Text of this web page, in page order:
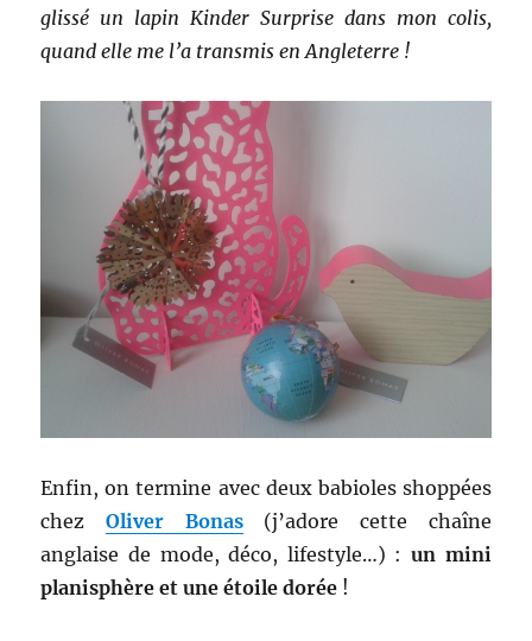
glissé un lapin Kinder Surprise dans mon colis,
quand elle me l’a transmis en Angleterre !
Enfin, on termine avec deux babioles shoppées
chezOliver Bonas(j’adore cette chaîne
anglaise de mode, déco, lifestyle…) : un mini
planisphère et une étoile dorée !